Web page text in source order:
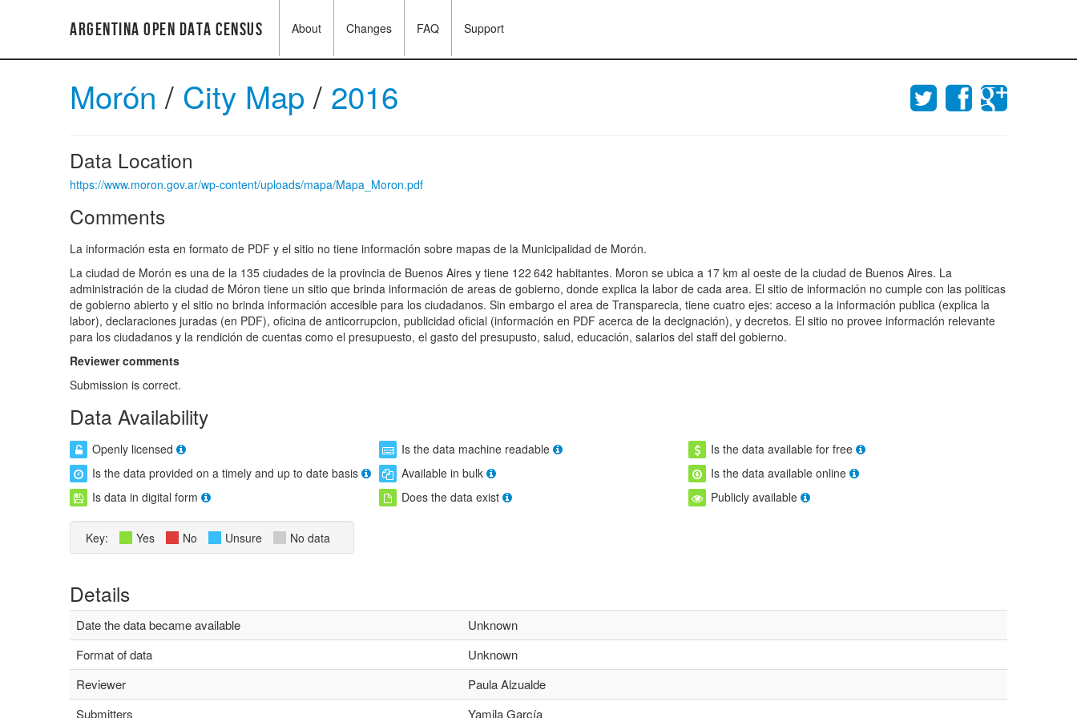
Argentina Open Data Census About Changes FAQ Support
Morón / City Map/ 2016
Data Location
https://www.moron.gov.ar/wp-content/uploads/mapa/Mapa_Moron.pdf
Comments
La información esta en formato de PDF y el sitio no tiene información sobre mapas de la Municipalidad de Morón.
La ciudad de Morón es una de la 135 ciudades de la provincia de Buenos Aires y tiene 122 642 habitantes. Moron se ubica a 17 km al oeste de la ciudad de Buenos Aires. La
administración de la ciudad de Móron tiene un sitio que brinda información de areas de gobierno, donde explica la labor de cada area. El sitio de información no cumple con las politicas
de gobierno abierto y el sitio no brinda información accesible para los ciudadanos. Sin embargo el area de Transparecia, tiene cuatro ejes: acceso a la información publica (explica la
labor), declaraciones juradas (en PDF), oficina de anticorrupcion, publicidad oficial (información en PDF acerca de la decignación), y decretos. El sitio no provee información relevante
para los ciudadanos y la rendición de cuentas como el presupuesto, el gasto del presupusto, salud, educación, salarios del staff del gobierno.
Reviewer comments
Submission is correct.
Data Availability
Openly licensed Is the data machine readable
Is the data available for free
Is the data provided on a timely and up to date basis
Available in bulk
Is the data available online
Is data in digital form
Does the data exist Publicly available
Key: Yes No Unsure No data
Details
Date the data became available
Unknown
Format of data
Unknown
Reviewer
Paula Alzualde
Submitters
Yamila García